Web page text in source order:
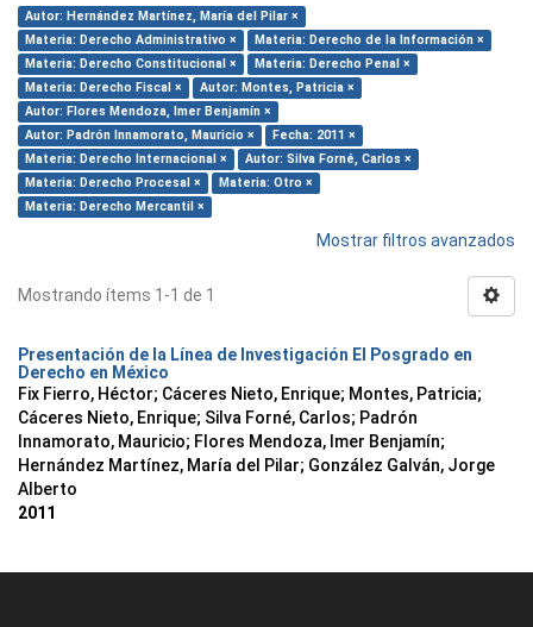
Autor: Hernández Martínez, María del Pilar ×
Materia: Derecho Administrativo ×
Materia: Derecho de la Información ×
Materia: Derecho Constitucional ×
Materia: Derecho Penal ×
Materia: Derecho Fiscal ×
Autor: Montes, Patricia ×
Autor: Flores Mendoza, Imer Benjamín ×
Autor: Padrón Innamorato, Mauricio ×
Fecha: 2011 ×
Materia: Derecho Internacional ×
Autor: Silva Forné, Carlos ×
Materia: Derecho Procesal ×
Materia: Otro ×
Materia: Derecho Mercantil ×
Mostrar filtros avanzados
Mostrando ítems 1-1 de 1
Presentación de la Línea de Investigación El Posgrado en
Derecho en México
Fix Fierro, Héctor; Cáceres Nieto, Enrique; Montes, Patricia;
Cáceres Nieto, Enrique; Silva Forné, Carlos; Padrón
Innamorato, Mauricio; Flores Mendoza, Imer Benjamín;
Hernández Martínez, María del Pilar; González Galván, Jorge
Alberto
2011